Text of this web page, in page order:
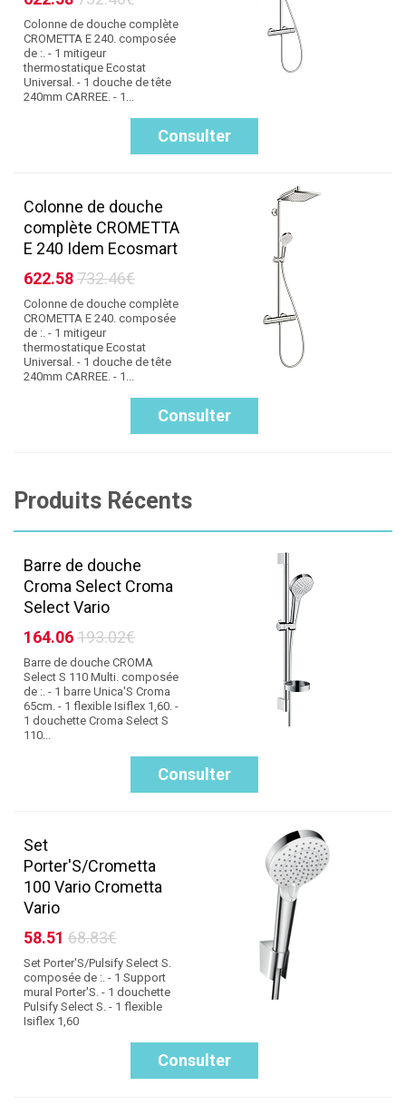
Colonne de douche complète
CROMETTA E 240. composée
de :. - 1 mitigeur
thermostatique Ecostat
Universal. - 1 douche de tête
240mm CARREE. - 1...
Consulter
Colonne de douche
complète CROMETTA
E 240 Idem Ecosmart
622.58732.46€
Colonne de douche complète
CROMETTA E 240. composée
de :. - 1 mitigeur
thermostatique Ecostat
Universal. - 1 douche de tête
240mm CARREE. - 1...
Consulter
Produits Récents
Barre de douche
Croma Select Croma
Select Vario
164.06193.02€
Barre de douche CROMA
Select S 110 Multi. composée
de :. - 1 barre Unica'S Croma
65cm. - 1 flexible Isiflex 1,60. -
1 douchette Croma Select S
110...
Consulter
Set
Porter'S/Crometta
100 Vario Crometta
Vario
58.51 68.83€
Set Porter'S/Pulsify Select S.
composée de :. - 1 Support
mural Porter'S. - 1 douchette
Pulsify Select S. - 1 flexible
Isiflex 1,60
Consulter